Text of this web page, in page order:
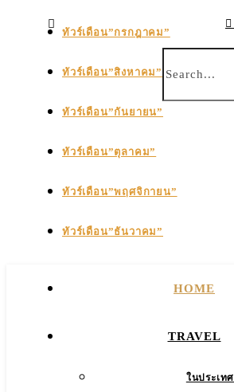
ทัวร์เดือน”กรกฎาคม”
ทัวร์เดือน”สิงหาคม”
ทัวร์เดือน”กันยายน”
ทัวร์เดือน”ตุลาคม”
ทัวร์เดือน”พฤศจิกายน”
ทัวร์เดือน”ธันวาคม”
HOME
TRAVEL
ในประเทศ